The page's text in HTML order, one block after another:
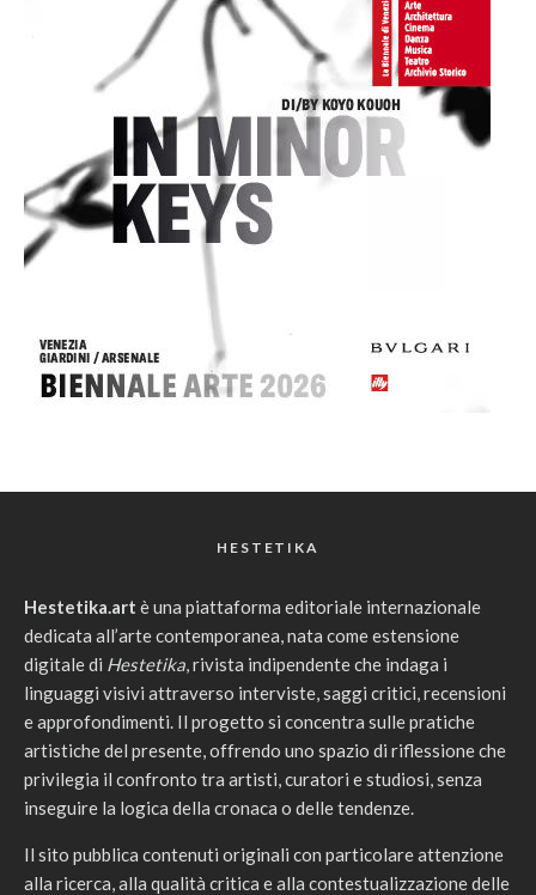
HESTETIKA
Hestetika.art è una piattaforma editoriale internazionale
dedicata all’arte contemporanea, nata come estensione
digitale di Hestetika, rivista indipendente che indaga i
linguaggi visivi attraverso interviste, saggi critici, recensioni
e approfondimenti. Il progetto si concentra sulle pratiche
artistiche del presente, offrendo uno spazio di riflessione che
privilegia il confronto tra artisti, curatori e studiosi, senza
inseguire la logica della cronaca o delle tendenze.
Il sito pubblica contenuti originali con particolare attenzione
alla ricerca, alla qualità critica e alla contestualizzazione delle